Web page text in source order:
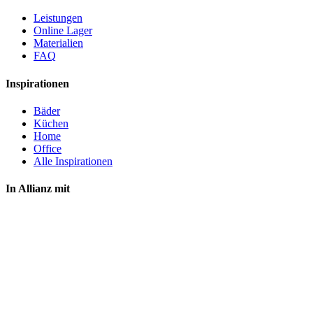
Leistungen
Online Lager
Materialien
FAQ
Inspirationen
Bäder
Küchen
Home
Office
Alle Inspirationen
In Allianz mit